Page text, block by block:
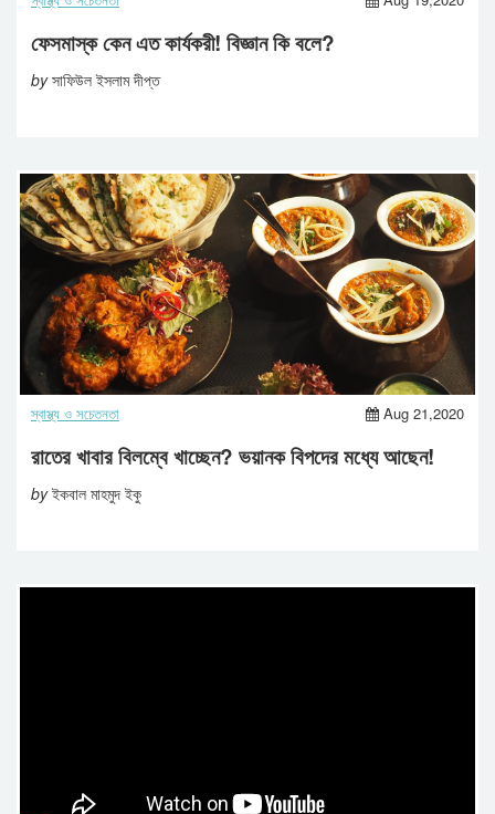
ফেসমাস্ক কেন এত কার্যকরী! বিজ্ঞান কি বলে?
byসাফিউল ইসলাম দীপ্ত
স্বাস্থ্য ও সচেতনতা Aug 21,2020
রাতের খাবার বিলম্বে খাচ্ছেন? ভয়ানক বিপদের মধ্যে আছেন!
byইকবাল মাহমুদ ইকু